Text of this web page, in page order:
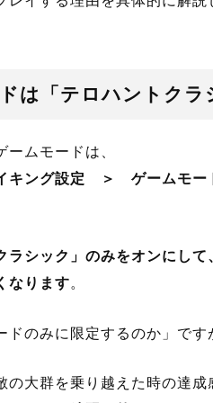
「テロハントクラ
ムモードは、
ング設定 ＞ ゲームモー
ラシック」のみをオンにし
なります。
ドのみに限定するのか」です
の大群を乗り越えた時の達